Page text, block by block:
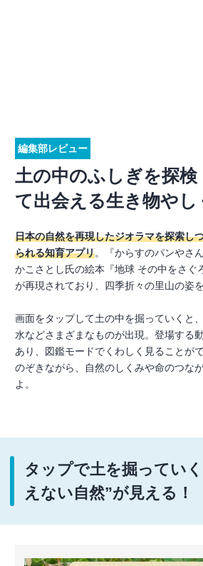
編集部レビュー
土の中のふしぎを探検
て出会える生き物やし
日本の自然を再現したジオラマを探索し
られる知育アプリ。『からすのパンやさ
かこさとし氏の絵本『地球 その中をさぐ
が再現されており、四季折々の里山の姿
画面をタップして土の中を掘っていくと
水などさまざまなものが出現。登場する
あり、図鑑モードでくわしく見ることが
のぞきながら、自然のしくみや命のつな
よ。
タップで土を掘ってい
えない自然”が見える！